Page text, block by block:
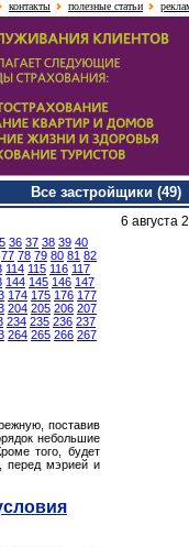
контакты полезные статьи
Все застройщики (49)
6 августа
36 37 38 39 40
77 78 79 80 81 82
114 115 116 117
144 145 146 147
174 175 176 177
204 205 206 207
234 235 236 237
264 265 266 267
поставив
небольшие
того, будет
перед мэрией и